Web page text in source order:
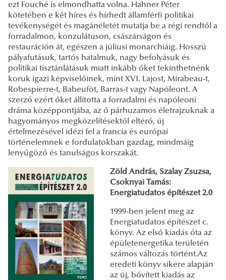
ezt Fouché is elmondhatta volna. Hahner Péter
kötetében e két híres és hírhedt államférfi politikai
tevékenységét és magánéletét mutatja be a régi rendtől a
forradalmon, konzulátuson, császárságon és
restauráción át, egészen a júliusi monarchiáig. Hosszú
pályafutásuk, tartós hatalmuk, nagy befolyásuk és
politikai tisztánlátásuk miatt inkább őket tekinthetnénk
koruk igazi képviselőinek, mint XVI. Lajost, Mirabeau-t,
Robespierre-t, Babeuföt, Barras-t vagy Napóleont. A
szerző ezért őket állította a forradalmi és napóleoni
dráma középpontjába, az ő párhuzamos életrajzuknak a
hagyományos megközelítésektől eltérő, új
értelmezésével idézi fel a francia és európai
történelemnek e fordulatokban gazdag, mindmáig
lenyűgöző és tanulságos korszakát.
Zöld András, Szalay Zsuzsa,
Csoknyai Tamás:
Energiatudatos építészet 2.0
1999-ben jelent meg az
Energiatudatos építészet c.
könyv. Az első kiadás óta az
épületenergetika területén
számos változás történt.Az
eredeti könyv sikere alapján
az új, bővített kiadás az